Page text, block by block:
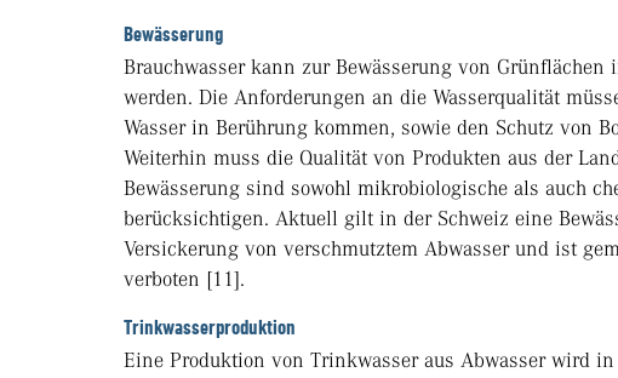
Bewässerung
Brauchwasser kann zur Bewässerung von
werden. Die Anforderungen an die Wasserqualität
Wasser in Berührung kommen, sowie den Schutz von
Weiterhin muss die Qualität von Produkten aus der
Bewässerung sind sowohl mikrobiologische als auch
berücksichtigen. Aktuell gilt in der Schweiz eine
Versickerung von verschmutztem Abwasser und ist
verboten [11].
Trinkwasserproduktion
Eine Produktion von Trinkwasser aus Abwasser wird